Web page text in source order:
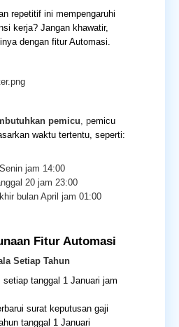
repetitif ini mempengaruhi
kerja? Jangan khawatir,
dengan fitur Automasi.
pemicu , pemicu
waktu tertentu, seperti:
jam 14:00
20 jam 23:00
bulan April jam 01:00
Fitur Automasi
Setiap Tahun
setiap tanggal 1 Januari jam
surat keputusan gaji
tanggal 1 Januari